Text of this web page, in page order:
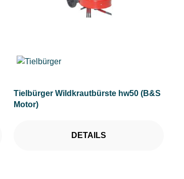
Tielbürger Wildkrautbürste hw50 (B&S
Motor)
DETAILS